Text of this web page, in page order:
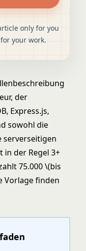
only for you
your work.
der
Express.js,
sowohl die
serverseitigen
in der Regel 3+
75.000\(bis
Vorlage finden